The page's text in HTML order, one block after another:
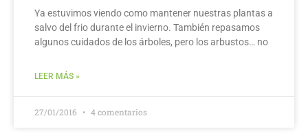
Ya estuvimos viendo como mantener nuestras plantas a
salvo del frio durante el invierno. También repasamos
algunos cuidados de los árboles, pero los arbustos… no
LEER MÁS »
27/01/2016 4 comentarios